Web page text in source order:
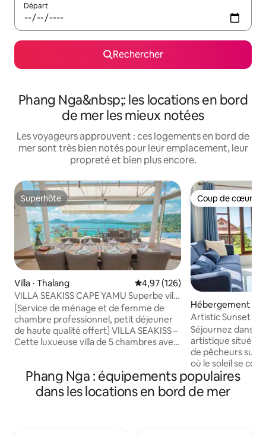
Départ
Rechercher
Phang Nga&nbsp;: les locations en bord
de mer les mieux notées
Les voyageurs approuvent : ces logements en bord de
mer sont très bien notés pour leur emplacement, leur
propreté et bien plus encore.
Superhôte
Superhôte
Villa ⋅ Thalang Évaluation moyenne sur la
4,97 (126)
VILLA SEAKISS CAPE YAMU Superbe villa
avec vue sur la mer, petit déjeuner
offert, femme de ménage et
majordome
[Service de ménage et de femme de
chambre professionnel, petit déjeuner
de haute qualité offert] VILLA SEAKISS –
Cette luxueuse villa de 5 chambres avec
Phuket, surplombant la mer d'Andaman
sereine, dans une zone fermée de villas
de luxe. Couvrant une superficie de
Coup de cœur
Coup de cœur
Hébergement ⋅
Artistic Sunset
vie de village
Séjournez dans
artistique située
de pêcheurs sur
où le soleil se
magnifique sur la
du soleil depuis le
l’espace
Phang Nga : équipements populaires
dans les locations en bord de mer